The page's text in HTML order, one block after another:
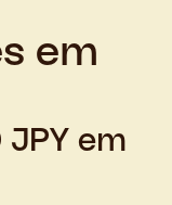
em
em